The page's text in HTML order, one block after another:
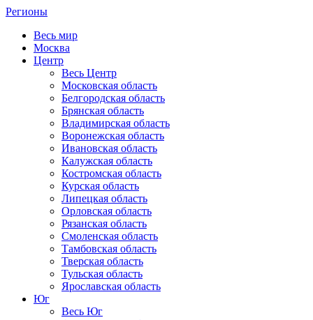
Регионы
Весь мир
Москва
Центр
Весь Центр
Московская область
Белгородская область
Брянская область
Владимирская область
Воронежская область
Ивановская область
Калужская область
Костромская область
Курская область
Липецкая область
Орловская область
Рязанская область
Смоленская область
Тамбовская область
Тверская область
Тульская область
Ярославская область
Юг
Весь Юг